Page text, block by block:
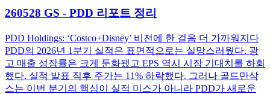
260528 GS - PDD 리포트 정리
PDD Holdings: ‘Costco+Disney’ 비전에 한 걸음 더 가까워지다
PDD의 2026년 1분기 실적은 표면적으로는 실망스러웠다. 광
고 매출 성장률은 크게 둔화됐고 EPS 역시 시장 기대치를 하회
했다. 실적 발표 직후 주가는 11% 하락했다. 그러나 골드만삭
스는 이번 분기의 핵심이 실적 미스가 아니라 PDD가 새로운